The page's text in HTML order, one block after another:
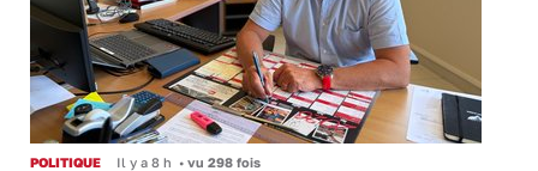
POLITIQUE Il y a 8 h • vu 298 fois